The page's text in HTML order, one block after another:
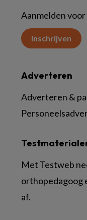
Aanmelden
Inschrijven
Met Testweb
orthopedagoog
af.
Adverteren
Adverteren &